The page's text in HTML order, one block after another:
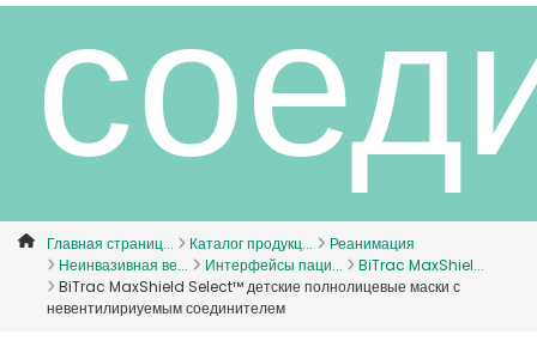
Canada, English
Canada, Français
China
Denmark
Deutschland
España
Mexico
Norway
Portugal
Russia
Sweden
Главная страниц... Каталог продукц...
Реанимация
Неинвазивная ве...
Интерфейсы паци...
BiTrac MaxShiel...
BiTrac MaxShield Select™ детские полнолицевые маски с
невентилириуемым соединителем